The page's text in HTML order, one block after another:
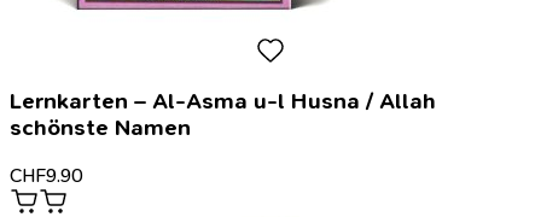
Lernkarten – Al-Asma u-l Husna / Allah
schönste Namen
CHF9.90